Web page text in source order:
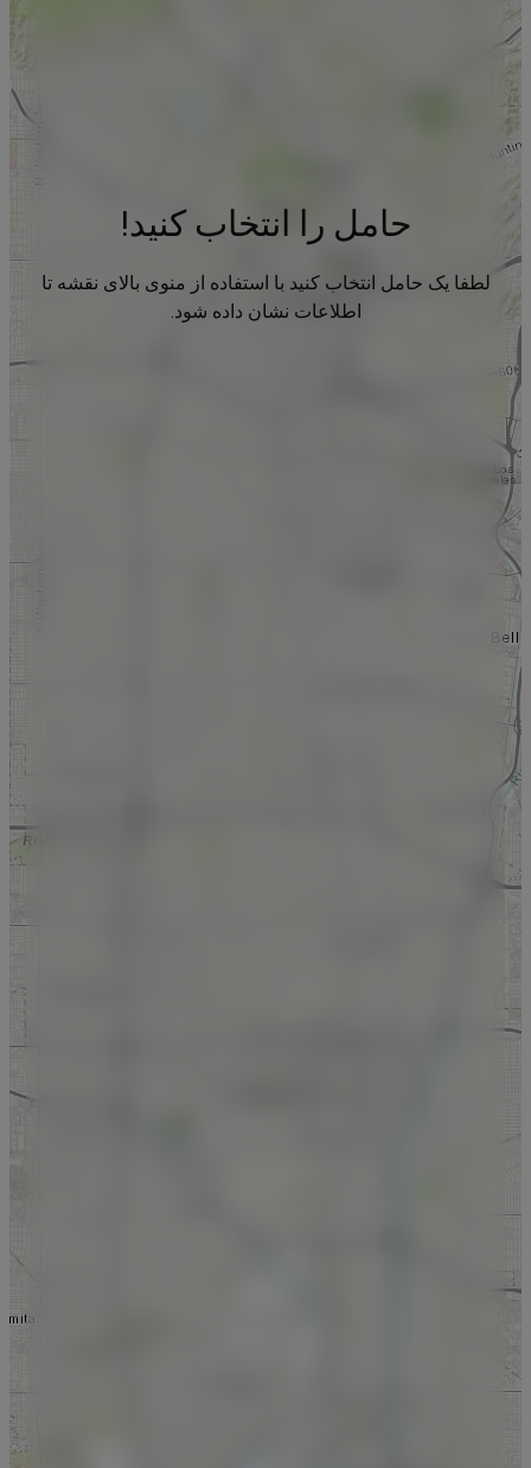
حامل را انتخاب کنید!
لطفا یک حامل انتخاب کنید با استفاده از منوی بالای نقشه تا
اطلاعات نشان داده شود.